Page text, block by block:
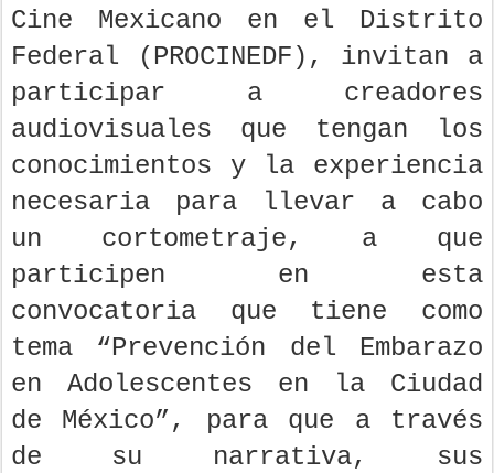
Cine Mexicano en el Distrito
Federal (PROCINEDF), invitan a
participar a creadores
audiovisuales que tengan los
conocimientos y la experiencia
necesaria para llevar a cabo
un cortometraje, a que
participen en esta
convocatoria que tiene como
tema “Prevención del Embarazo
en Adolescentes en la Ciudad
de México”, para que a través
de su narrativa, sus